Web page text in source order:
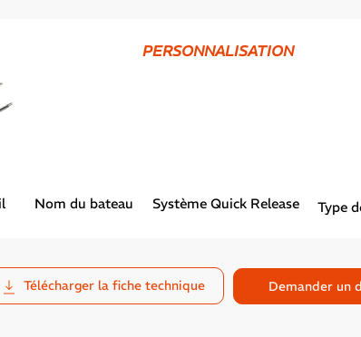
PERSONNALISATION
Nom du bateau Système Quick Release Type
Télécharger la fiche technique Demander un